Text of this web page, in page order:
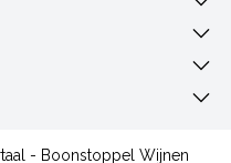
- Boonstoppel Wijnen